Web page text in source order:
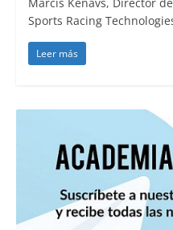
Sports Racing
Leer más